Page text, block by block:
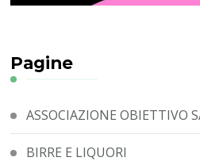
Pagine
ASSOCIAZIONE OBIETTIVO
BIRRE E LIQUORI